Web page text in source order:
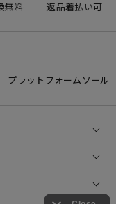
無料 返品着払い可
プラットフォームソール